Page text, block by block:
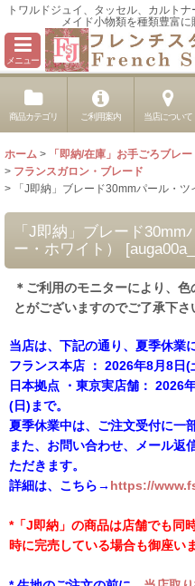
トワルドジュイ、タッセル、カルト
メイド小物類を種類豊富
メニュー
商品カテゴリ ご利用案内 当店について
ホーム >
「即納/在庫」お手ごろブレ
> フランスガロン・ブレード
>
「J即納」ブレード30mmパール・
「J即納」ブレード
ー・ホワイト）
[
＊ご利用のモニターにより、
とがございますのでご了承下さ
当店は、下記の通り、夏季休業
フランス本店 ： 2026年8月8日(
日本拠点 ・東京実店舗： 2026
(日)まで。
夏季休業中は、ご注文受付に一
また、お問い合わせ、メール返
ただきます。
詳細は、こちら→ https://
*「J即納」の商品は店舗でも同
時に完売している場合も御座い